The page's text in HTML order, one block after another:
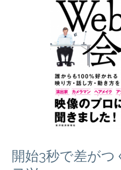
開始3秒で差がつ